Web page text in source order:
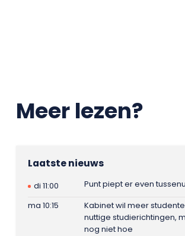
Meer lezen?
Laatste nieuws
di 11:00
Punt piept er even
ma 10:15
Kabinet wil meer
nuttige studierichtingen,
nog niet hoe